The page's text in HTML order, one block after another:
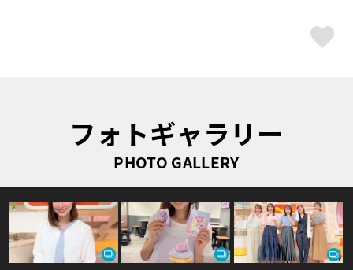
フォトギャラリー
PHOTO GALLERY